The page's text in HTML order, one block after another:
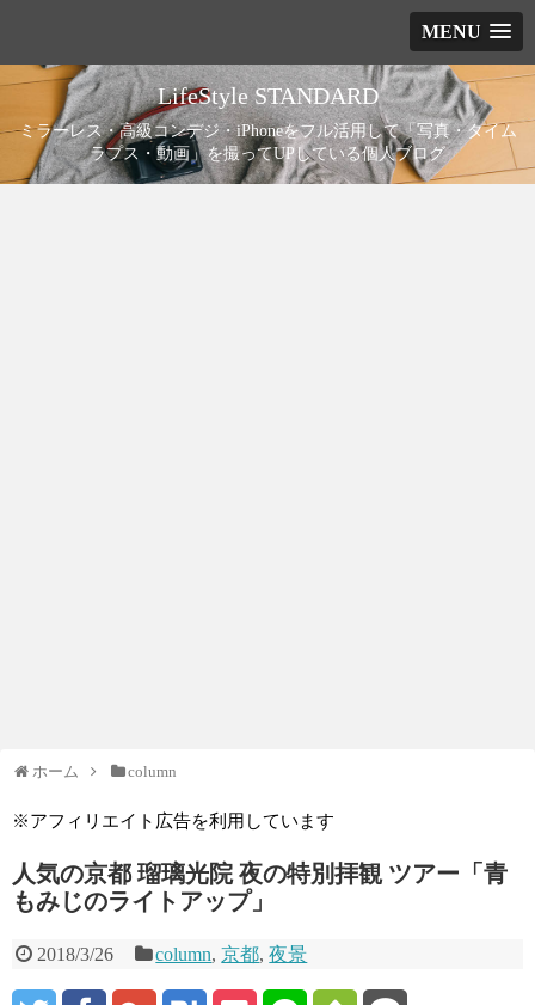
MENU
LifeStyle STANDARD
ミラーレス・高級コンデジ・iPhoneをフル活用して「写真・タイム
ラプス・動画」を撮ってUPしている個人ブログ
ホーム column
※アフィリエイト広告を利用しています
人気の京都 瑠璃光院 夜の特別拝観 ツアー「青
もみじのライトアップ」
2018/3/26 column,京都,夜景